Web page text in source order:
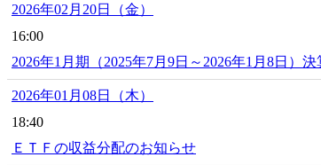
2026年02月20日（金）
16:00
2026年1月期（2025年7月9日～2026年1月8日）
2026年01月08日（木）
18:40
ＥＴＦの収益分配のお知らせ